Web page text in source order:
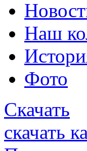
Наш
Фото
Скачать
скачать